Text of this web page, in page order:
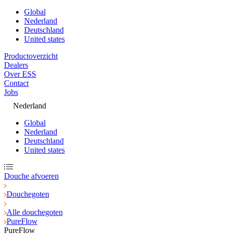
Global
Nederland
Deutschland
United states
Productoverzicht
Dealers
Over ESS
Contact
Jobs
Nederland
Global
Nederland
Deutschland
United states
Douche afvoeren
Douchegoten
Alle douchegoten
PureFlow
PureFlow